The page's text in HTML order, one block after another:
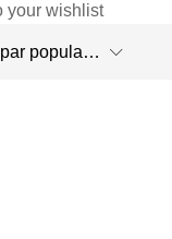
your wishlist
Tri par popularité